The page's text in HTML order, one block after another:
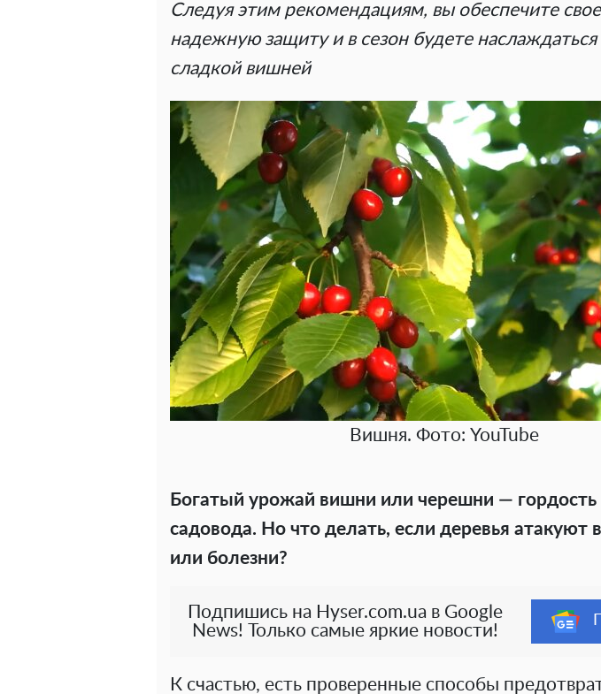
Следуя этим рекомендациям, вы обеспечите
надежную защиту и в сезон будете
сладкой вишней
Вишня. Фото: YouTube
Богатый урожай вишни или черешни —
садовода. Но что делать, если деревья атакуют
или болезни?
Подпишись на Hyser.com.ua в Google
News! Только самые яркие новости!
К счастью, есть проверенные способы